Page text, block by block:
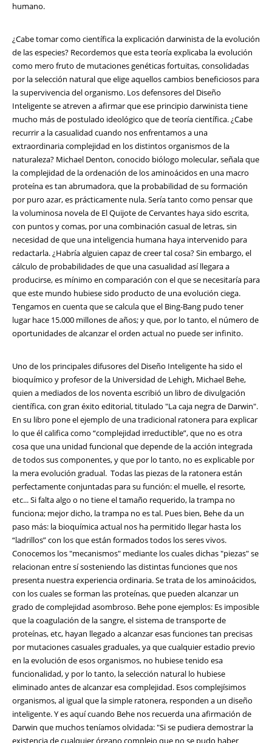
humano.
¿Cabe tomar como científica la explicación darwinista de la evolución
de las especies? Recordemos que esta teoría explicaba la evolución
como mero fruto de mutaciones genéticas fortuitas, consolidadas
por la selección natural que elige aquellos cambios beneficiosos para
la supervivencia del organismo. Los defensores del Diseño
Inteligente se atreven a afirmar que ese principio darwinista tiene
mucho más de postulado ideológico que de teoría científica. ¿Cabe
recurrir a la casualidad cuando nos enfrentamos a una
extraordinaria complejidad en los distintos organismos de la
naturaleza? Michael Denton, conocido biólogo molecular, señala que
la complejidad de la ordenación de los aminoácidos en una macro
proteína es tan abrumadora, que la probabilidad de su formación
por puro azar, es prácticamente nula. Sería tanto como pensar que
la voluminosa novela de El Quijote de Cervantes haya sido escrita,
con puntos y comas, por una combinación casual de letras, sin
necesidad de que una inteligencia humana haya intervenido para
redactarla. ¿Habría alguien capaz de creer tal cosa? Sin embargo, el
cálculo de probabilidades de que una casualidad así llegara a
producirse, es mínimo en comparación con el que se necesitaría para
que este mundo hubiese sido producto de una evolución ciega.
Tengamos en cuenta que se calcula que el Bing-Bang pudo tener
lugar hace 15.000 millones de años; y que, por lo tanto, el número de
oportunidades de alcanzar el orden actual no puede ser infinito.
Uno de los principales difusores del Diseño Inteligente ha sido el
bioquímico y profesor de la Universidad de Lehigh, Michael Behe,
quien a mediados de los noventa escribió un libro de divulgación
científica, con gran éxito editorial, titulado "La caja negra de Darwin".
En su libro pone el ejemplo de una tradicional ratonera para explicar
lo que él califica como “complejidad irreductible”, que no es otra
cosa que una unidad funcional que depende de la acción integrada
de todos sus componentes, y que por lo tanto, no es explicable por
la mera evolución gradual. Todas las piezas de la ratonera están
perfectamente conjuntadas para su función: el muelle, el resorte,
etc... Si falta algo o no tiene el tamaño requerido, la trampa no
funciona; mejor dicho, la trampa no es tal. Pues bien, Behe da un
paso más: la bioquímica actual nos ha permitido llegar hasta los
“ladrillos” con los que están formados todos los seres vivos.
Conocemos los "mecanismos" mediante los cuales dichas "piezas" se
relacionan entre sí sosteniendo las distintas funciones que nos
presenta nuestra experiencia ordinaria. Se trata de los aminoácidos,
con los cuales se forman las proteínas, que pueden alcanzar un
grado de complejidad asombroso. Behe pone ejemplos: Es imposible
que la coagulación de la sangre, el sistema de transporte de
proteínas, etc, hayan llegado a alcanzar esas funciones tan precisas
por mutaciones casuales graduales, ya que cualquier estadio previo
en la evolución de esos organismos, no hubiese tenido esa
funcionalidad, y por lo tanto, la selección natural lo hubiese
eliminado antes de alcanzar esa complejidad. Esos complejísimos
organismos, al igual que la simple ratonera, responden a un diseño
inteligente. Y es aquí cuando Behe nos recuerda una afirmación de
Darwin que muchos teníamos olvidada: "Si se pudiera demostrar la
existencia de cualquier órgano complejo que no se pudo haber